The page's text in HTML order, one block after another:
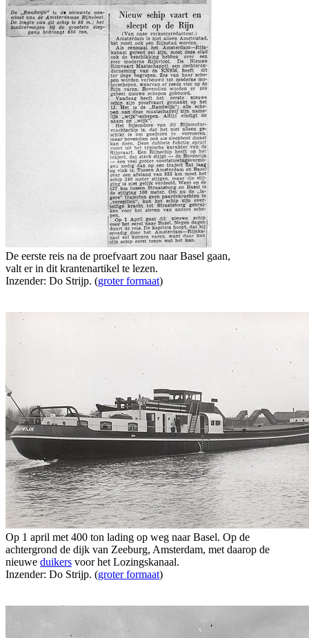
De eerste reis na de proefvaart zou naar Basel gaan,
valt er in dit krantenartikel te lezen.
Inzender: Do Strijp. (groter formaat)
Op 1 april met 400 ton lading op weg naar Basel. Op de
achtergrond de dijk van Zeeburg, Amsterdam, met daarop de
nieuwe duikers voor het Lozingskanaal.
Inzender: Do Strijp. (groter formaat)